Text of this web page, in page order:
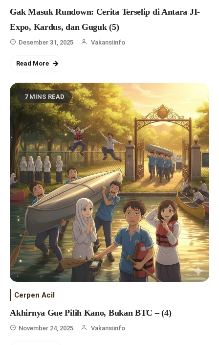
Gak Masuk Rundown: Cerita Terselip di Antara JI-
Expo, Kardus, dan Guguk (5)
Desember 31, 2025 Vakansiinfo
Read More
7 MINS READ
Cerpen Acil
Akhirnya Gue Pilih Kano, Bukan BTC – (4)
November 24, 2025 Vakansiinfo